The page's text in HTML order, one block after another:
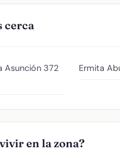
cerca
Asunción 372
Ermita
en la zona?